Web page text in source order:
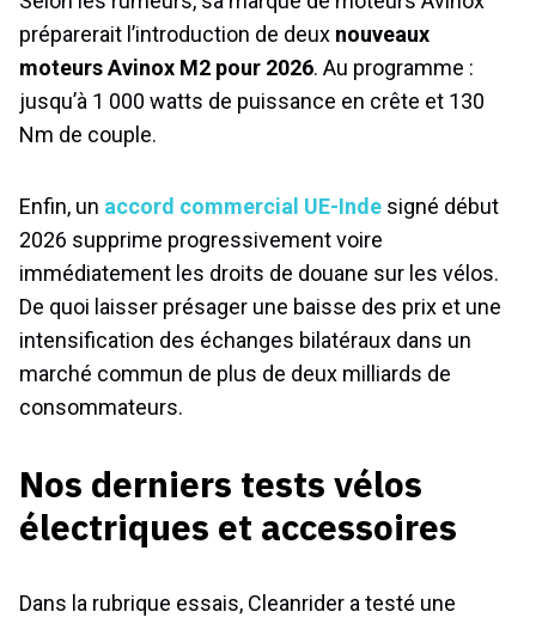
préparerait l’introduction de deux nouveaux
moteurs Avinox M2 pour 2026. Au programme :
jusqu’à 1 000 watts de puissance en crête et 130
Nm de couple.
Enfin, un accord commercial UE-Inde signé début
2026 supprime progressivement voire
immédiatement les droits de douane sur les vélos.
De quoi laisser présager une baisse des prix et une
intensification des échanges bilatéraux dans un
marché commun de plus de deux milliards de
consommateurs.
Nos derniers tests vélos
électriques et accessoires
Dans la rubrique essais, Cleanrider a testé une